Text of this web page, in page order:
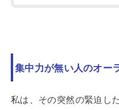
集中力が無い人のオー
私は、その突然の緊迫し